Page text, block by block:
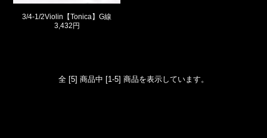
3/4-1/2Violin【Tonica】G線
3,432円
全 [5] 商品中 [1-5] 商品を表示しています。